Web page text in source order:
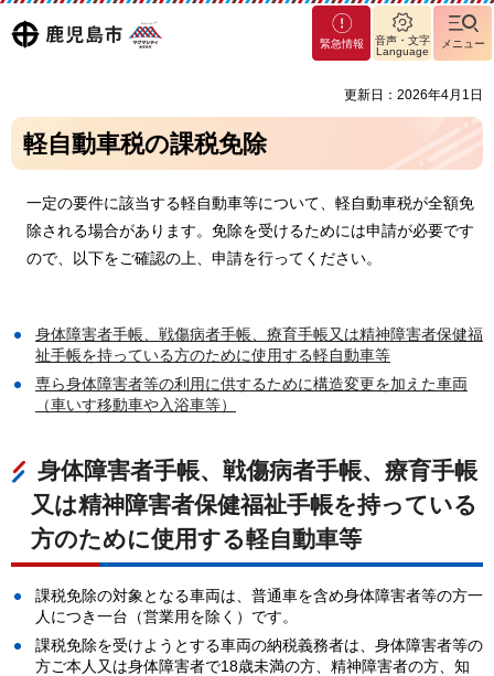
鹿児島
マグ
マシ
島市
緊急情報
音声・文字
Language
メニュー
更新日：2026年4月1日
軽自動車税の課税免除
一定の要件に該当する軽自動車等について、軽自動車税が全額免
除される場合があります。免除を受けるためには申請が必要です
ので、以下をご確認の上、申請を行ってください。
身体障害者手帳、戦傷病者手帳、療育手帳又は精神障害者保健福
祉手帳を持っている方のために使用する軽自動車等
専ら身体障害者等の利用に供するために構造変更を加えた車両
（車いす移動車や入浴車等）
身体障害者手帳、戦傷病者手帳、療育手帳
又は精神障害者保健福祉手帳を持っている
方のために使用する軽自動車等
課税免除の対象となる車両は、普通車を含め身体障害者等の方一
人につき一台（営業用を除く）です。
課税免除を受けようとする車両の納税義務者は、身体障害者等の
方ご本人又は身体障害者で18歳未満の方、精神障害者の方、知